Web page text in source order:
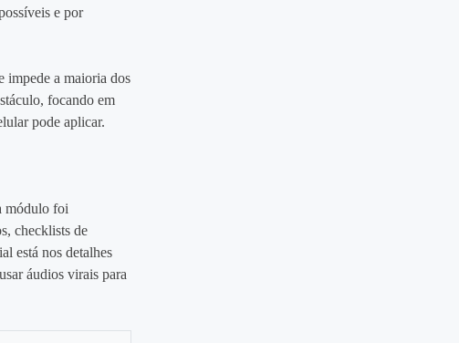
e por
a maioria dos
focando em
pode aplicar.
módulo foi
checklists de
está nos detalhes
áudios virais para